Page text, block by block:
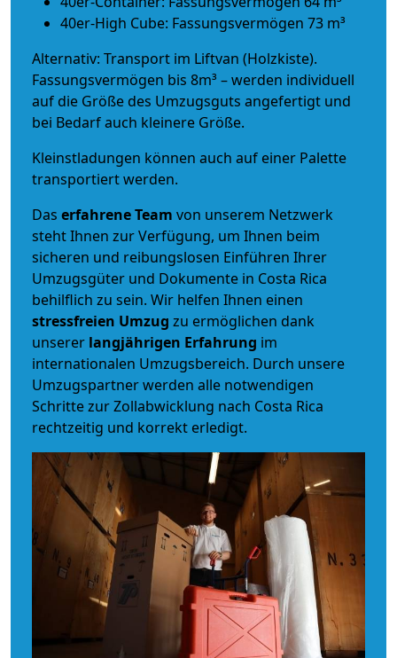
40er-High Cube: Fassungsvermögen 73 m³
Alternativ: Transport im Liftvan (Holzkiste).
Fassungsvermögen bis 8m³ – werden individuell
auf die Größe des Umzugsguts angefertigt und
bei Bedarf auch kleinere Größe.
Kleinstladungen können auch auf einer Palette
transportiert werden.
Das erfahrene Team von unserem Netzwerk
steht Ihnen zur Verfügung, um Ihnen beim
sicheren und reibungslosen Einführen Ihrer
Umzugsgüter und Dokumente in Costa Rica
behilflich zu sein. Wir helfen Ihnen einen
stressfreien Umzug zu ermöglichen dank
unserer langjährigen Erfahrung im
internationalen Umzugsbereich. Durch unsere
Umzugspartner werden alle notwendigen
Schritte zur Zollabwicklung nach Costa Rica
rechtzeitig und korrekt erledigt.